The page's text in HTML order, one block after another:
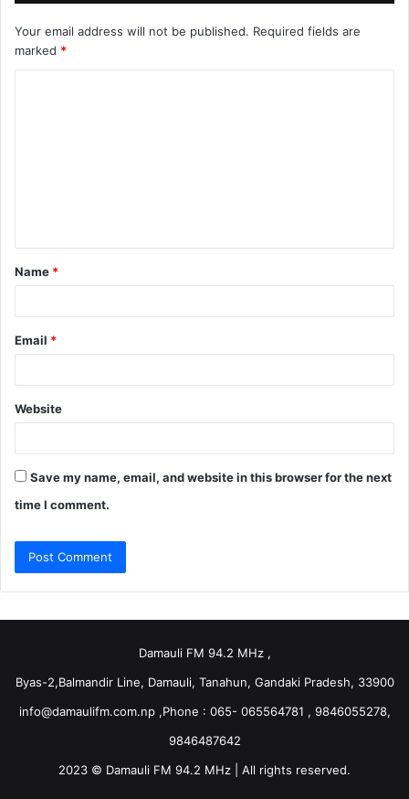
Your email address will not be published. Required fields are
marked *
t
*
Name *
Email *
Website
Save my name, email, and website in this browser for the next
time I comment.
Damauli FM 94.2 MHz ,
Byas-2,Balmandir Line, Damauli, Tanahun, Gandaki Pradesh, 33900
info@damaulifm.com.np,Phone : 065- 065564781 , 9846055278,
9846487642
2023 © Damauli FM 94.2 MHz | All rights reserved.